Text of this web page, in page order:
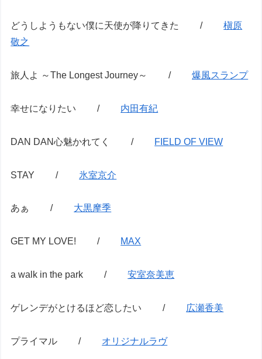
どうしようもない僕に天使が降りてきた /槇原
敬之
旅人よ ～The Longest Journey～ /爆風スランプ
幸せになりたい / 内田有紀
DAN DAN心魅かれてく / FIELD OF VIEW
STAY / 氷室京介
あぁ / 大黒摩季
GET MY LOVE! / MAX
a walk in the park /安室奈美恵
ゲレンデがとけるほど恋したい / 広瀬香美
プライマル / オリジナルラヴ